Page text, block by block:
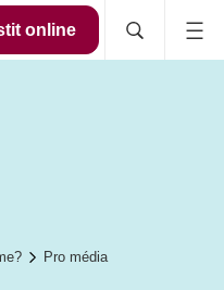
online
Pro média